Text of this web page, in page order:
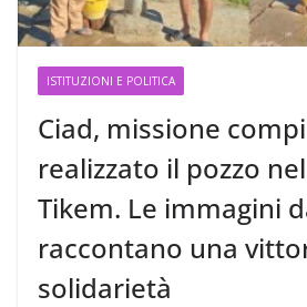
ISTITUZIONI E POLITICA
Ciad, missione
realizzato il pozzo
Tikem. Le immagini
raccontano una
solidarietà